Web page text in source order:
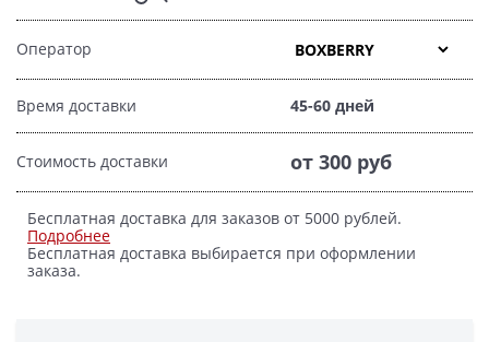
Оператор
Время доставки 45-60 дней
Стоимость доставки от 300 руб
Бесплатная доставка для заказов от 5000 рублей.
Подробнее
Бесплатная доставка выбирается при оформлении
заказа.